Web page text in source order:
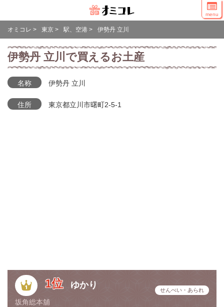
menu
オミコレ > 東京 > 駅、空港 > 伊勢丹 立川
伊勢丹 立川で買えるお土産
名称 伊勢丹 立川
住所 東京都立川市曙町2-5-1
1位 ゆかり
坂角総本舖
せんべい・あられ